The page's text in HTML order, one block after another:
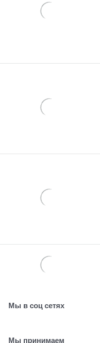
Мы в соц сетях
Мы принимаем